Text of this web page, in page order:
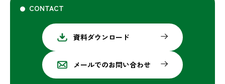
CONTACT
資料ダウンロード
メールでのお問い合わせ